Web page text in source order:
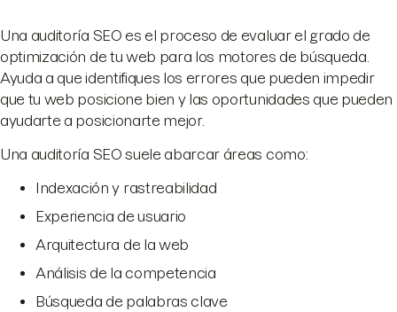
Una auditoría SEO es el proceso de evaluar el grado de
optimización de tu web para los motores de búsqueda.
Ayuda a que identifiques los errores que pueden impedir
que tu web posicione bien y las oportunidades que pueden
ayudarte a posicionarte mejor.
Una auditoría SEO suele abarcar áreas como:
Indexación y rastreabilidad
Experiencia de usuario
Arquitectura de la web
Análisis de la competencia
Búsqueda de palabras clave